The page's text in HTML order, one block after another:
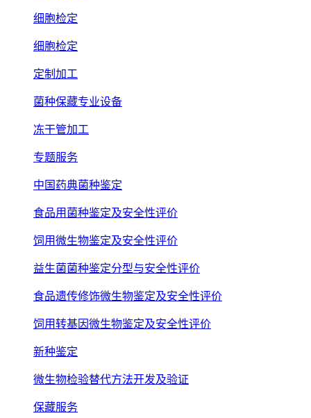
细胞检定
细胞检定
定制加工
菌种保藏专业设备
冻干管加工
专题服务
中国药典菌种鉴定
食品用菌种鉴定及安全性评价
饲用微生物鉴定及安全性评价
益生菌菌种鉴定分型与安全性评价
食品遗传修饰微生物鉴定及安全性评价
饲用转基因微生物鉴定及安全性评价
新种鉴定
微生物检验替代方法开发及验证
保藏服务